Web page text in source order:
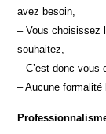
avez besoin,
– Vous choisissez
souhaitez,
– C’est donc vous
– Aucune formalité